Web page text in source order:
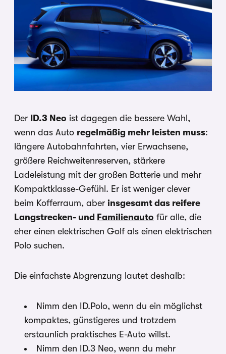
Der ID.3 Neo ist dagegen die bessere Wahl,
wenn das Auto regelmäßig mehr leisten muss:
längere Autobahnfahrten, vier Erwachsene,
größere Reichweitenreserven, stärkere
Ladeleistung mit der großen Batterie und mehr
Kompaktklasse-Gefühl. Er ist weniger clever
beim Kofferraum, aber insgesamt das reifere
Langstrecken- und Familienauto für alle, die
eher einen elektrischen Golf als einen elektrischen
Polo suchen.
Die einfachste Abgrenzung lautet deshalb:
Nimm den ID.Polo, wenn du ein möglichst
kompaktes, günstigeres und trotzdem
erstaunlich praktisches E-Auto willst.
Nimm den ID.3 Neo, wenn du mehr